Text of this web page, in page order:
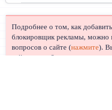
Подробнее о том, как
блокировщик рекламы, можно
вопросов о сайте (нажмите).
сайт, правда?